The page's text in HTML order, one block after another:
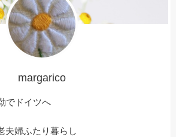
margarico
でドイツへ
夫婦ふたり暮らし